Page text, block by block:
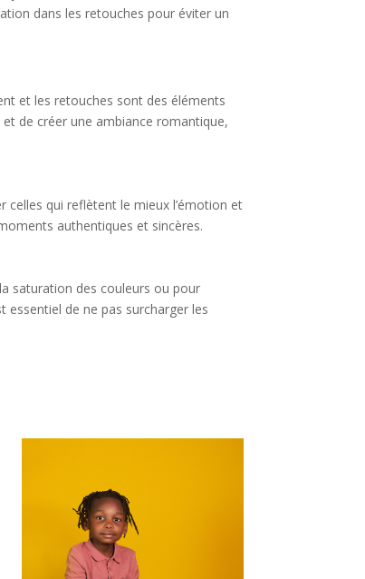
dans les retouches pour éviter un
et les retouches sont des éléments
de créer une ambiance romantique,
celles qui reflètent le mieux l’émotion et
authentiques et sincères.
saturation des couleurs ou pour
de ne pas surcharger les